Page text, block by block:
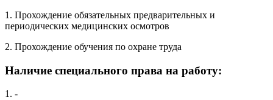
1. Прохождение обязательных предварительных и
периодических медицинских осмотров
2. Прохождение обучения по охране труда
Наличие специального права на работу:
1. -